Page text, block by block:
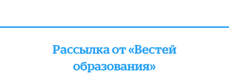
Рассылка от «Вестей
образования»